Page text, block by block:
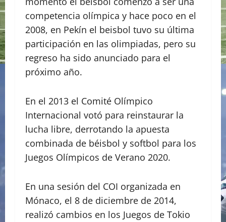
competencia olímpica y hace poco en el
2008, en Pekín el beisbol tuvo su última
participación en las olimpiadas, pero su
regreso ha sido anunciado para el
próximo año.
En el 2013 el Comité Olímpico
Internacional votó para reinstaurar la
lucha libre, derrotando la apuesta
combinada de béisbol y softbol para los
Juegos Olímpicos de Verano 2020.
En una sesión del COI organizada en
Mónaco, el 8 de diciembre de 2014,
realizó cambios en los Juegos de Tokio